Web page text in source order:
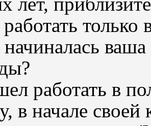
только
ваша
работать в
в начале своей